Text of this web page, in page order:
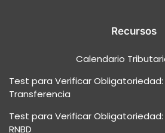
Recursos
Calendario
Test para Verificar Obligatoriedad:
Transferencia
Test para Verificar Obligatoriedad:
RNBD